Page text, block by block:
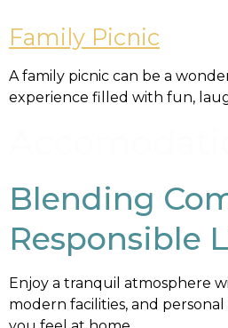
Family Picnic
A family picnic can be a
experience filled with fun,
Blending
Responsible
Enjoy a tranquil atmosphere
modern facilities, and